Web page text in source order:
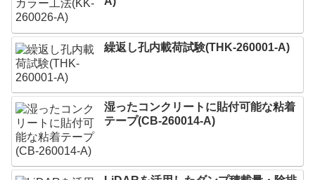
繰返し孔内載荷試験(THK-260001-A)
湿ったコンクリートに貼付可能な粘着
テープ(CB-260014-A)